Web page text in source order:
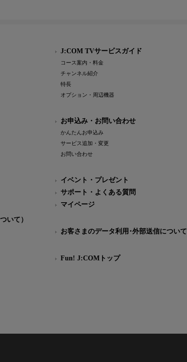
いて）
J:COM TVサービスガイド
コース案内・料金
チャンネル紹介
特長
オプション・周辺機器
お申込み・お問い合わせ
かんたんお申込み
サービス追加・変更
お問い合わせ
イベント・プレゼント
サポート・よくある質問
マイページ
お客さまのデータ利用･外部送信について
Fun! J:COMトップ